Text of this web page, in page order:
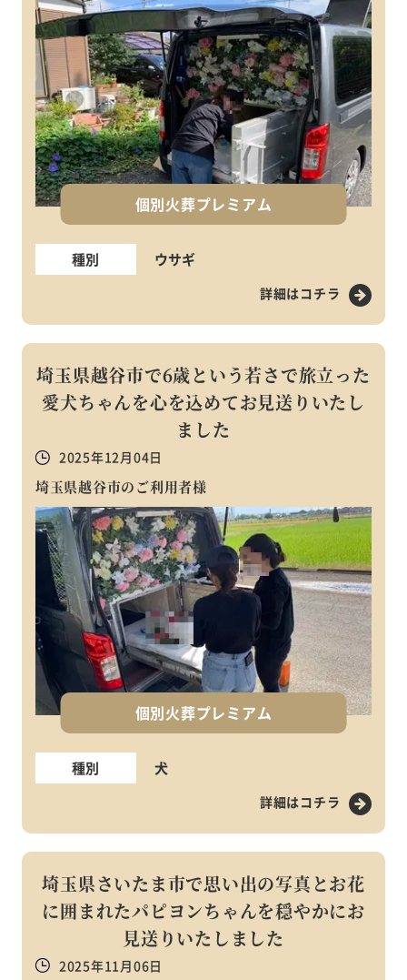
個別火葬プレミアム
種別 ウサギ
詳細はコチラ
埼玉県越谷市で6歳という若さで旅立った
愛犬ちゃんを心を込めてお見送りいたし
ました
2025年12月04日
埼玉県越谷市のご利用者様
個別火葬プレミアム
種別 犬
詳細はコチラ
埼玉県さいたま市で思い出の写真とお花
に囲まれたパピヨンちゃんを穏やかにお
見送りいたしました
2025年11月06日